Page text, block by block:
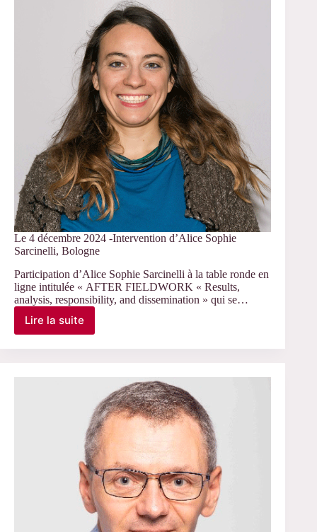
PfMC
Le 4 décembre 2024 -Intervention d’Alice Sophie
Sarcinelli, Bologne
Participation d’Alice Sophie Sarcinelli à la table ronde en
ligne intitulée « AFTER FIELDWORK « Results,
analysis, responsibility, and dissemination » qui se…
Lire la suite
Le
-
Intervention
Sophie
Sarcinelli,
Bologne